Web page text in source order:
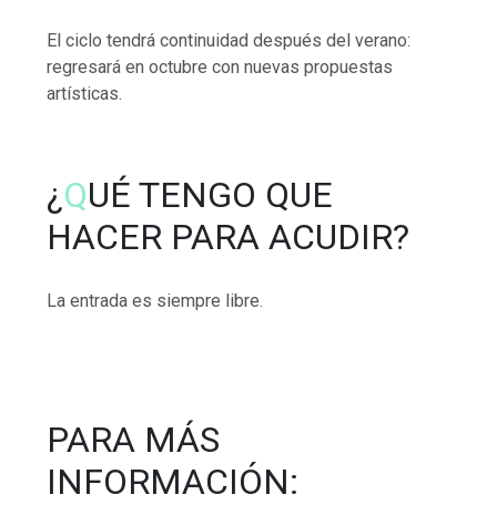
El ciclo tendrá continuidad después del verano:
regresará en octubre con nuevas propuestas
artísticas.
¿ QUÉ TENGO QUE
HACER PARA ACUDIR?
La entrada es siempre libre.
PARA MÁS
INFORMACIÓN: